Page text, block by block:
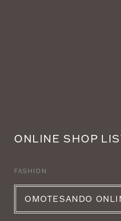
ONLINE SHOP
FASHION
OMOTESANDO